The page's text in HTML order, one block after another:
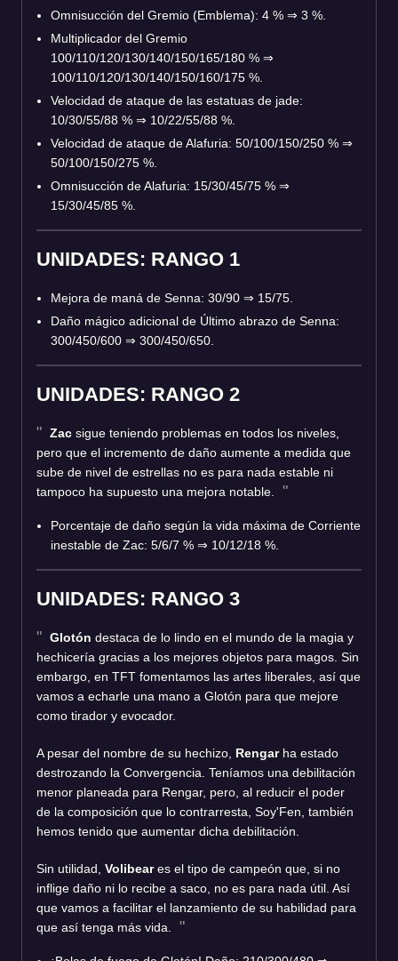
Omnisucción del Gremio (Emblema): 4 % ⇒ 3 %.
Multiplicador del Gremio
100/110/120/130/140/150/165/180 % ⇒
100/110/120/130/140/150/160/175 %.
Velocidad de ataque de las estatuas de jade:
10/30/55/88 % ⇒ 10/22/55/88 %.
Velocidad de ataque de Alafuria: 50/100/150/250 % ⇒
50/100/150/275 %.
Omnisucción de Alafuria: 15/30/45/75 % ⇒
15/30/45/85 %.
UNIDADES: RANGO 1
Mejora de maná de Senna: 30/90 ⇒ 15/75.
Daño mágico adicional de Último abrazo de Senna:
300/450/600 ⇒ 300/450/650.
UNIDADES: RANGO 2
Zac sigue teniendo problemas en todos los niveles,
pero que el incremento de daño aumente a medida que
sube de nivel de estrellas no es para nada estable ni
tampoco ha supuesto una mejora notable.
Porcentaje de daño según la vida máxima de Corriente
inestable de Zac: 5/6/7 % ⇒ 10/12/18 %.
UNIDADES: RANGO 3
Glotón destaca de lo lindo en el mundo de la magia y
hechicería gracias a los mejores objetos para magos. Sin
embargo, en TFT fomentamos las artes liberales, así que
vamos a echarle una mano a Glotón para que mejore
como tirador y evocador.
A pesar del nombre de su hechizo, Rengarha estado
destrozando la Convergencia. Teníamos una debilitación
menor planeada para Rengar, pero, al reducir el poder
de la composición que lo contrarresta, Soy'Fen, también
hemos tenido que aumentar dicha debilitación.
Sin utilidad, Volibeares el tipo de campeón que, si no
inflige daño ni lo recibe a saco, no es para nada útil. Así
que vamos a facilitar el lanzamiento de su habilidad para
que así tenga más vida.